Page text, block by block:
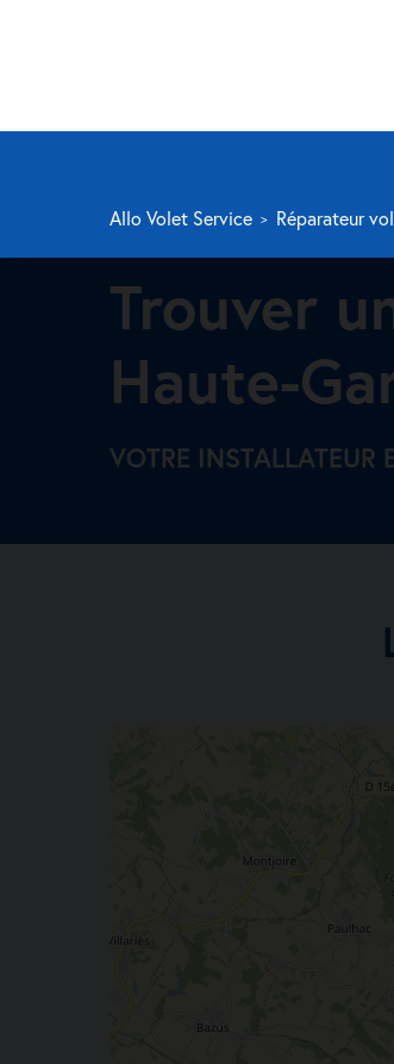
Allo Volet Service Réparateur
Trouver
Haute-
VOTRE INSTALLATEUR